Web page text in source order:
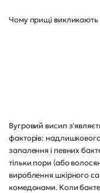
Чому прищі викликають
Вугровий висип
факторів:
запалення і певних
тільки пори (або
вироблення шкірного
комедонами. Коли